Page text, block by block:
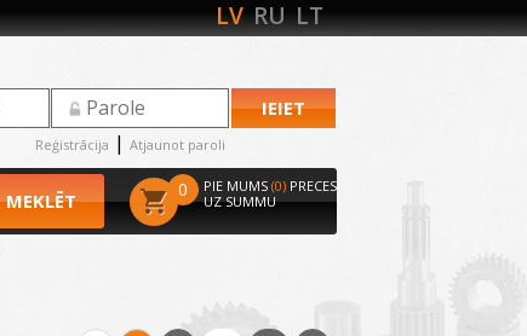
LV RU LT
Reģistrācija | Atjaunot paroli
MEKLĒT 0 PIE MUMS (0) PRECES
UZ SUMMU